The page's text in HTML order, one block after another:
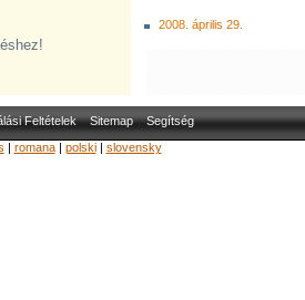
2008. április 29.
Feltételek Sitemap
Segítség
| romana| polski| slovensky